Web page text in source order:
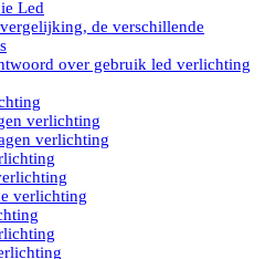
accessoires ALLremote
230V
Led zoeklichten
LED
Light Bars
Light Bars – Edge Light
Work Lights
werklampen
Led werklampen
Hella Marine Led
Click & Go
op rol
Led
de verschillende
over gebruik led verlichting
verlichting
verlichting
verlichting